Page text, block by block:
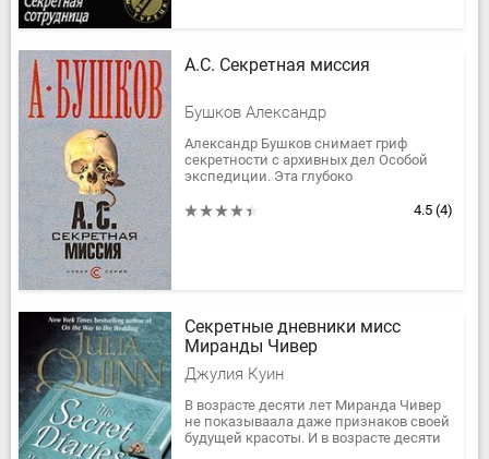
А.С. Секретная миссия
Бушков Александр
Александр Бушков снимает гриф
секретности с архивных дел Особой
экспедиции. Эта глубоко
Отделения собственной его
4.5 (4)
Секретные дневники мисс
Миранды Чивер
Джулия Куин
В возрасте десяти лет Миранда Чивер
не показываала даже признаков своей
будущей красоты. И в возрасте десяти